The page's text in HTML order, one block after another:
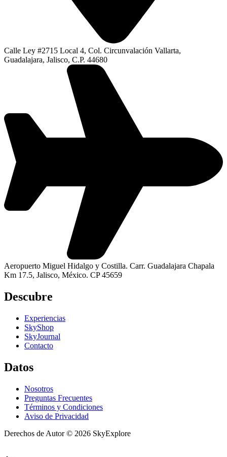
Calle Ley #2715 Local 4, Col. Circunvalación Vallarta,
Guadalajara, Jalisco, C.P. 44680
Aeropuerto Miguel Hidalgo y Costilla. Carr. Guadalajara Chapala
Km 17.5, Jalisco, México. CP 45659
Descubre
Experiencias
SkyShop
SkyJournal
Contacto
Datos
Nosotros
Preguntas Frecuentes
Términos y Condiciones
Aviso de Privacidad
Derechos de Autor © 2026 SkyExplore